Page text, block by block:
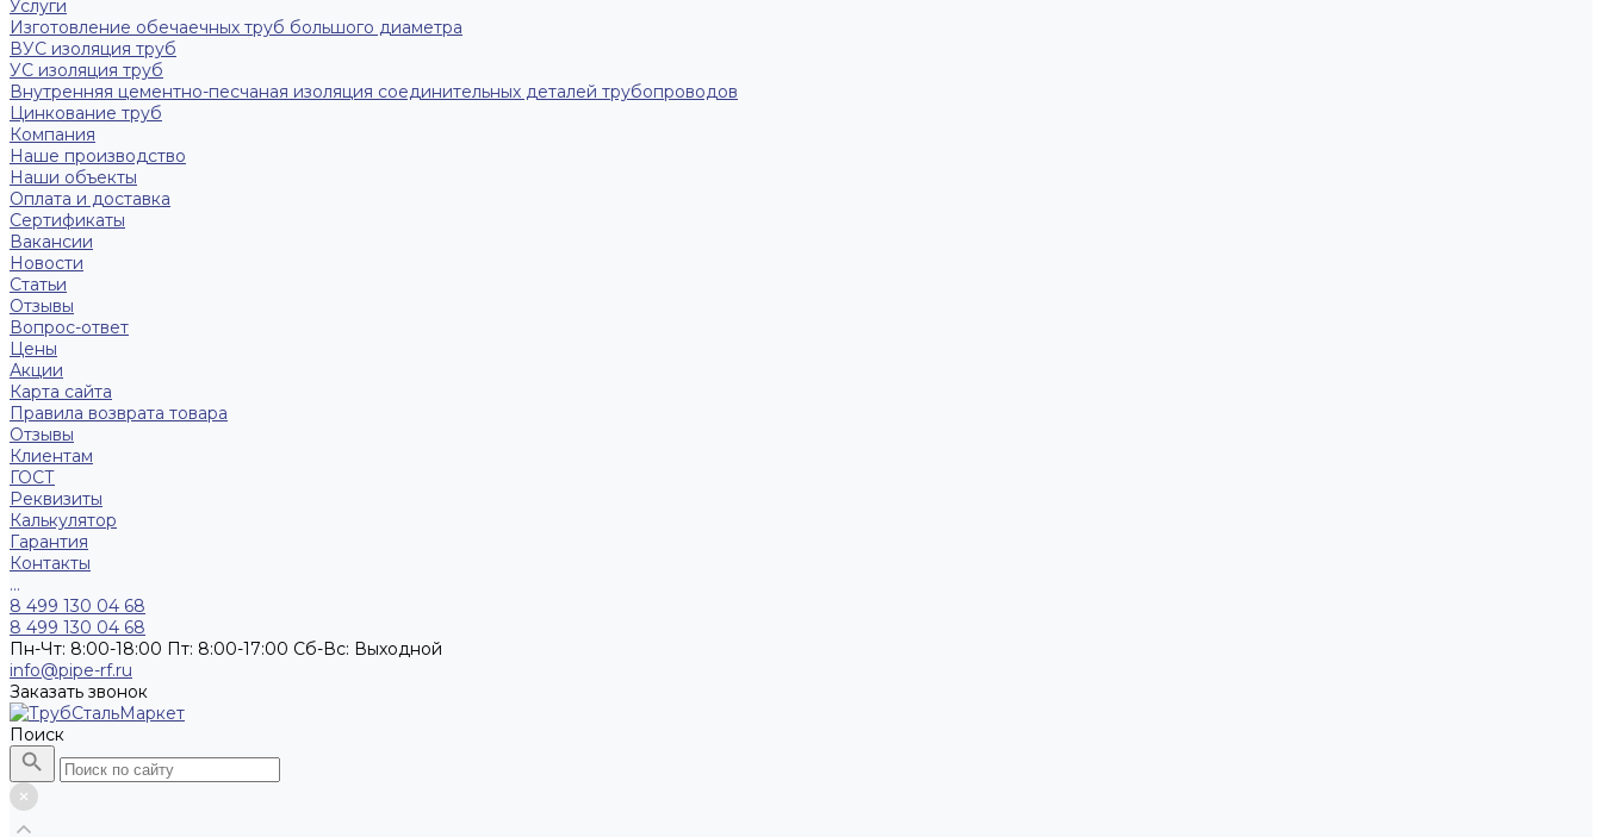
Услуги
Изготовление обечаечных труб большого диаметра
ВУС изоляция труб
УС изоляция труб
Внутренняя цементно-песчаная изоляция соединительных деталей трубопроводов
Цинкование труб
Компания
Наше производство
Наши объекты
Оплата и доставка
Сертификаты
Вакансии
Новости
Статьи
Отзывы
Вопрос-ответ
Цены
Акции
Карта сайта
Правила возврата товара
Отзывы
Клиентам
ГОСТ
Реквизиты
Калькулятор
Гарантия
Контакты
...
8 499 130 04 68
8 499 130 04 68
Пн-Чт: 8:00-18:00 Пт: 8:00-17:00 Сб-Вс: Выходной
info@pipe-rf.ru
Заказать звонок
Поиск